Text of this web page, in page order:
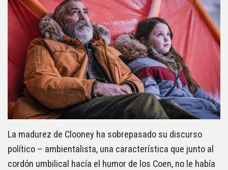
La madurez de Clooney ha sobrepasado su discurso
político – ambientalista, una característica que junto al
cordón umbilical hacía el humor de los Coen, no le había